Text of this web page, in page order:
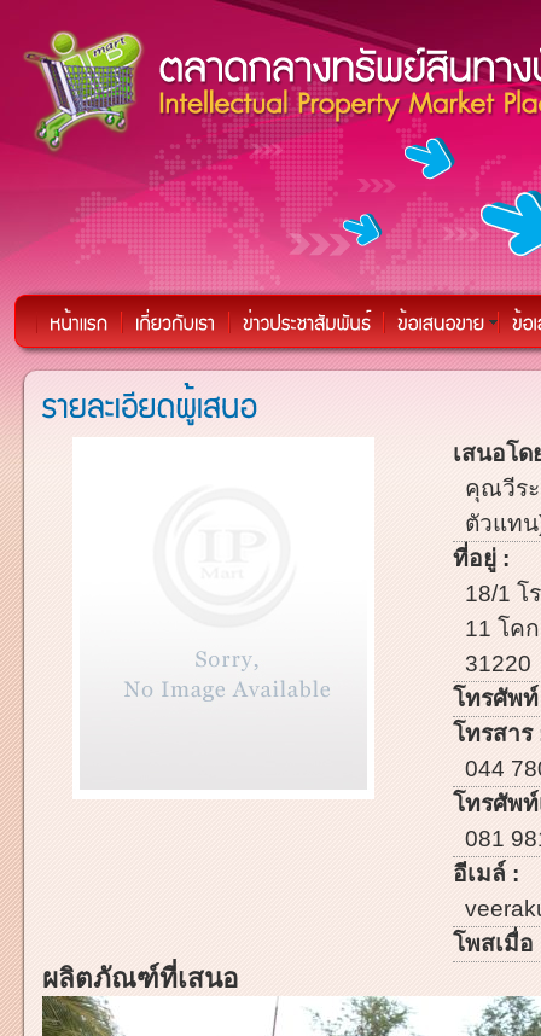
เสนอโด
คุณวีร
ตัวแท
ที่อยู่ :
18/1 โ
11 โค
31220
โทรศัพ
โทรสาร
044
โทรศัพ
081
อีเมล์ :
โพสเมื่อ
ผลิตภัณฑ์ที่เสนอ